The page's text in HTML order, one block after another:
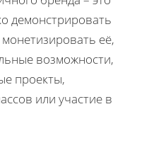
демонстрировать
её,
возможности,
проекты,
или участие в